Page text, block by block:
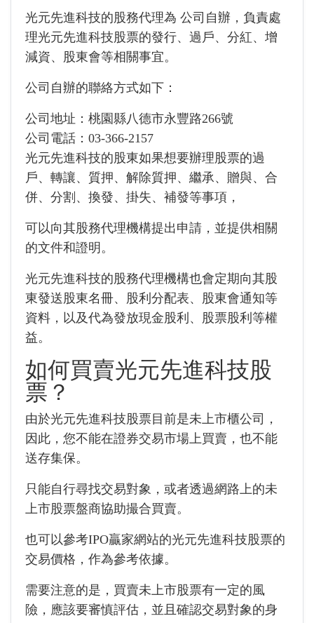
光元先進科技的股務代理為 公司自辦，負責處
理光元先進科技股票的發行、過戶、分紅、增
減資、股東會等相關事宜。
公司自辦的聯絡方式如下：
公司地址：桃園縣八德市永豐路266號
公司電話：03-366-2157
光元先進科技的股東如果想要辦理股票的過
戶、轉讓、質押、解除質押、繼承、贈與、合
併、分割、換發、掛失、補發等事項，
可以向其股務代理機構提出申請，並提供相關
的文件和證明。
光元先進科技的股務代理機構也會定期向其股
東發送股東名冊、股利分配表、股東會通知等
資料， 以及代為發放現金股利、股票股利等權
益。
如何買賣光元先進科技股
票？
由於光元先進科技股票目前是未上市櫃公司，
因此，您不能在證券交易市場上買賣，也不能
送存集保。
只能自行尋找交易對象，或者透過網路上的未
上市股票盤商協助撮合買賣。
也可以參考IPO贏家網站的光元先進科技股票的
交易價格，作為參考依據。
需要注意的是，買賣未上市股票有一定的風
險，應該要審慎評估，並且確認交易對象的身